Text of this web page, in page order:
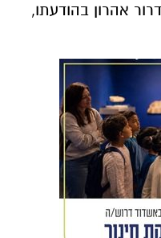
אהרון בהודעתו,